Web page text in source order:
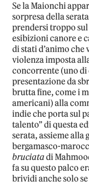
Se la Maionchi
sorpresa della
prendersi troppo
esibizioni canore e
di stati d’animo che
violenza imposta
concorrente (uno
presentazione da
brutta fine, come i
americani) alla
indie che porta sul
talento” di questa
serata, assieme
bergamasco-
bruciatadi
fa su questo palco
brividi anche solo